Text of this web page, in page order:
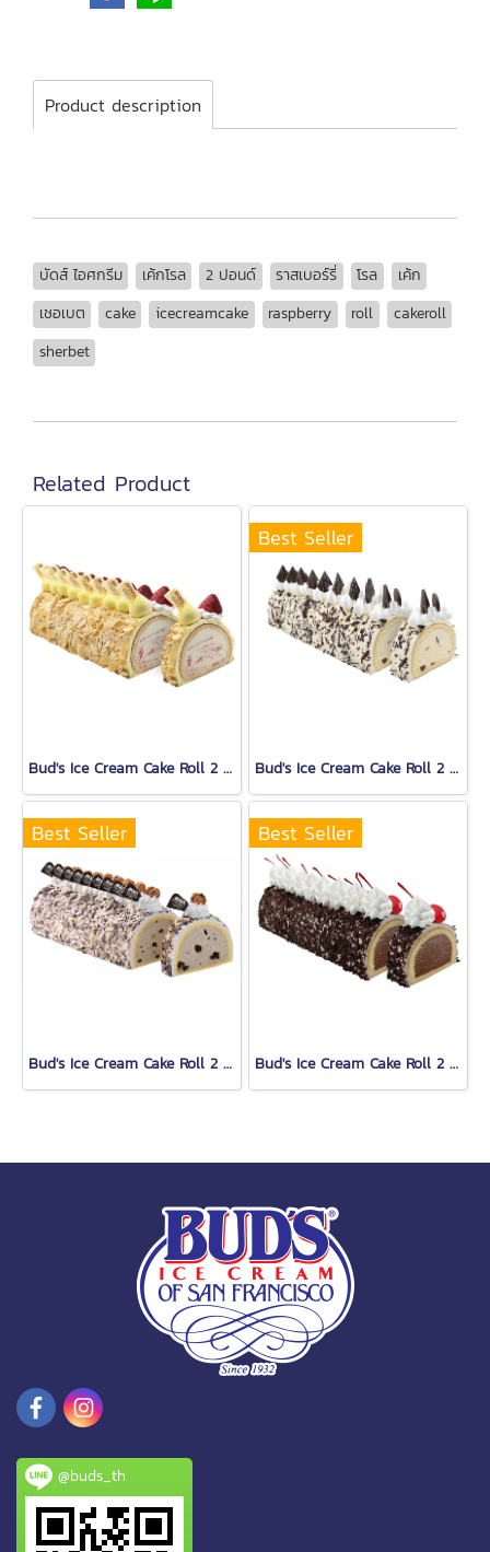
Product description
บัดส์ ไอศกรีม เค้กโรล 2 ปอนด์ ราสเบอร์รี่ โรล
เค้ก
เชอเบต
cake icecreamcake raspberry roll
cakeroll
sherbet
Related Product
Bud's Ice Cream Cake Roll 2 Lb.
Best Seller
Bud's Ice Cream Cake Roll 2 Lb.
Best Seller
Bud's Ice Cream Cake Roll 2 Lb.
Best Seller
Bud's Ice Cream Cake Roll 2 Lb.
@buds_th